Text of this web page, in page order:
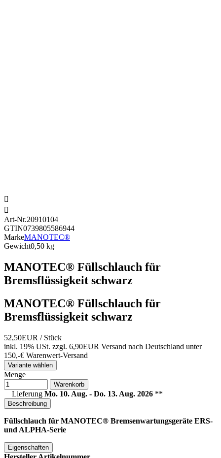


Art-Nr.20910104
GTIN0739805586944
MarkeMANOTEC®
Gewicht0,50 kg
MANOTEC® Füllschlauch für
Bremsflüssigkeit schwarz
MANOTEC® Füllschlauch für
Bremsflüssigkeit schwarz
52,50EUR / Stück
inkl. 19% USt. zzgl. 6,90EUR Versand nach Deutschland unter
150,-€ Warenwert-Versand
Variante wählen
Menge
Warenkorb
Lieferung Mo. 10. Aug. - Do. 13. Aug. 2026 **
Beschreibung
Füllschlauch für MANOTEC® Bremsenwartungsgeräte ERS-
und ALPHA-Serie
Eigenschaften